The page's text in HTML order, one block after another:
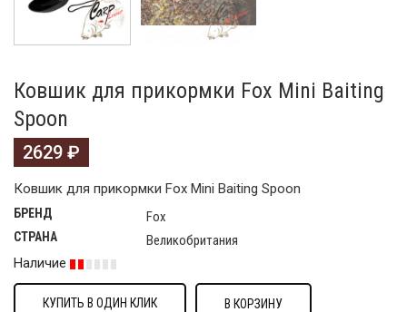
Ковшик для прикормки Fox Mini Baiting
Spoon
2629 ₽
Ковшик для прикормки Fox Mini Baiting Spoon
БРЕНД Fox
СТРАНА
Великобритания
Наличие
КУПИТЬ В ОДИН КЛИК В КОРЗИНУ